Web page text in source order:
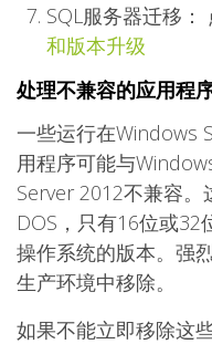
SQL服务器迁移：
和版本升级
处理不兼容的应用程
一些运行在Windows
用程序可能与
Server 2012不兼容
DOS，只有16位或32
操作系统的版本。强
生产环境中移除。
如果不能立即移除这